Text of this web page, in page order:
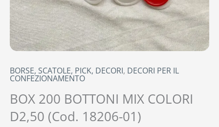
BORSE, SCATOLE, PICK, DECORI, DECORI PER IL
CONFEZIONAMENTO
BOX 200 BOTTONI MIX COLORI
D2,50 (Cod. 18206-01)